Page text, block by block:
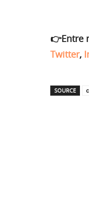
👉Entre
Twitter,
SOURCE